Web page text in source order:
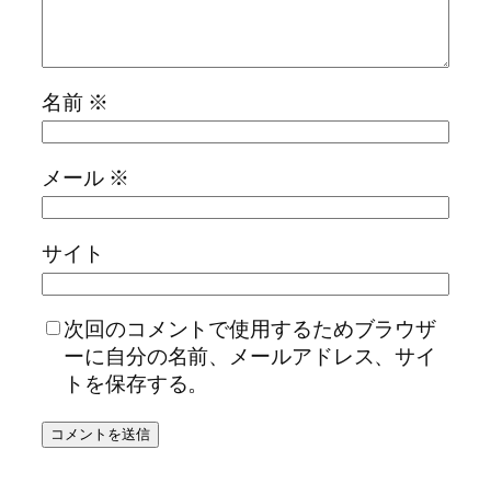
名前 ※
メール ※
サイト
次回のコメントで使用するためブラウザ
ーに自分の名前、メールアドレス、サイ
トを保存する。